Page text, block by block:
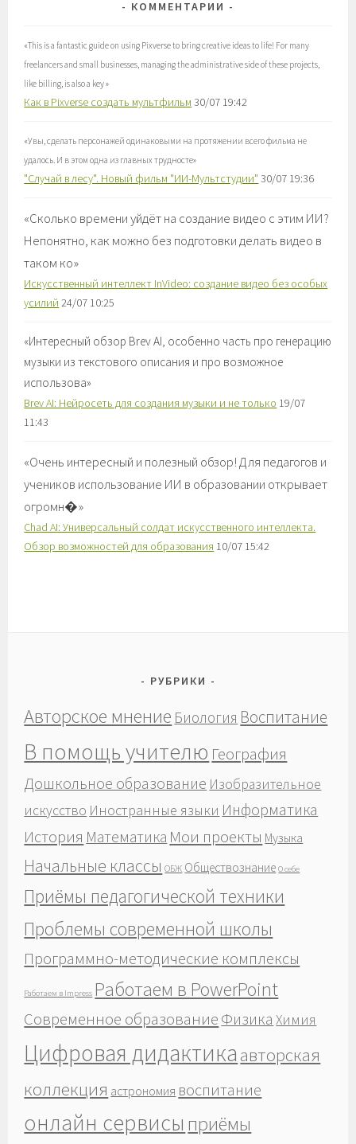
КОММЕНТАРИИ
«This is a fantastic guide on using Pixverse to bring creative ideas to life! For many
freelancers and small businesses, managing the administrative side of these projects,
like billing, is also a key»
Как в Pixverse создать мультфильм 30/07 19:42
«Увы, сделать персонажей одинаковыми на протяжении всего фильма не
удалось. И в этом одна из главных трудносте»
"Случай в лесу". Новый фильм "ИИ-Мультстудии" 30/07 19:36
«Сколько времени уйдёт на создание видео с этим ИИ?
Непонятно, как можно без подготовки делать видео в
таком ко»
Искусственный интеллект InVideo: создание видео без особых
усилий 24/07 10:25
«Интересный обзор Brev AI, особенно часть про генерацию
музыки из текстового описания и про возможное
использова»
Brev AI: Нейросеть для создания музыки и не только 19/07
11:43
«Очень интересный и полезный обзор! Для педагогов и
учеников использование ИИ в образовании открывает
огромн�»
Chad AI: Универсальный солдат искусственного интеллекта.
Обзор возможностей для образования 10/07 15:42
РУБРИКИ
Авторское мнение Биология Воспитание
В помощь учителю География
Дошкольное образование Изобразительное
искусство Иностранные языки Информатика
История Математика Мои проекты Музыка
Начальные классы ОБЖ Обществознание О себе
Приёмы педагогической техники
Проблемы современной школы
Программно-методические комплексы
Работаем в Impress Работаем в PowerPoint
Современное образование Физика Химия
Цифровая дидактика авторская
коллекция астрономия воспитание
онлайн сервисы приёмы